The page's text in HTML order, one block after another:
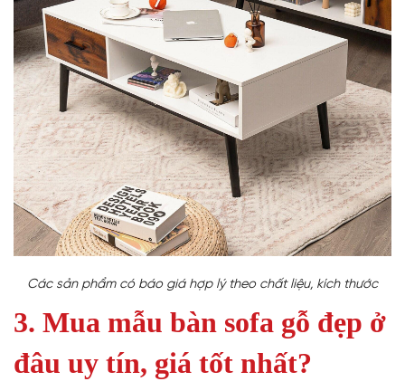
Các sản phẩm có báo giá hợp lý theo chất liệu, kích thước
3. Mua mẫu bàn sofa gỗ đẹp ở
đâu uy tín, giá tốt nhất?